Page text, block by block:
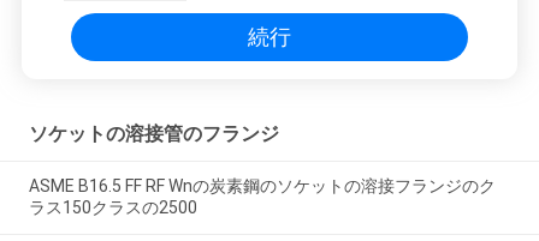
続行
ソケットの溶接管のフランジ
ASME B16.5 FF RF Wnの炭素鋼のソケットの溶接フランジのク
ラス150クラスの2500